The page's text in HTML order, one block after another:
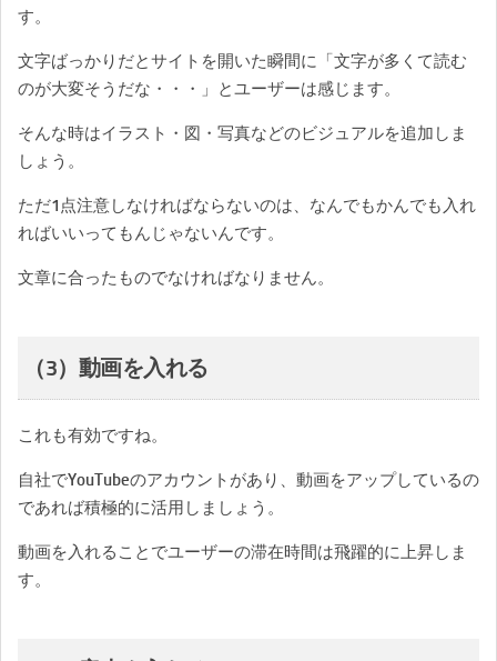
す。
文字ばっかりだとサイトを開いた瞬間に「文字が多くて読む
のが大変そうだな・・・」とユーザーは感じます。
そんな時はイラスト・図・写真などのビジュアルを追加しま
しょう。
ただ1点注意しなければならないのは、なんでもかんでも入れ
ればいいってもんじゃないんです。
文章に合ったものでなければなりません。
（3）動画を入れる
これも有効ですね。
自社でYouTubeのアカウントがあり、動画をアップしているの
であれば積極的に活用しましょう。
動画を入れることでユーザーの滞在時間は飛躍的に上昇しま
す。